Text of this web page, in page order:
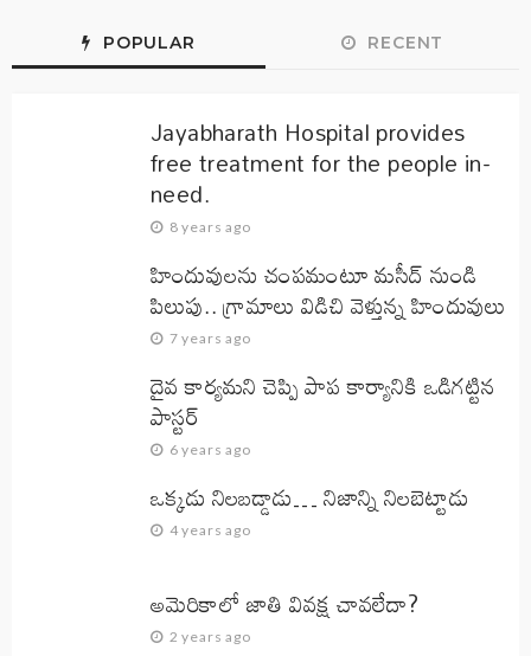
POPULAR RECENT
Jayabharath Hospital provides
free treatment for the people in-
need.
8 years ago
హిందువులను చంపమంటూ మసీద్ నుండి
పిలుపు.. గ్రామాలు విడిచి వెళ్తున్న హిందువులు
7 years ago
దైవ కార్యమని చెప్పి పాప కార్యానికి ఒడిగట్టిన
పాస్టర్
6 years ago
ఒక్కడు నిలబడ్డాడు… నిజాన్ని నిలబెట్టాడు
4 years ago
అమెరికాలో జాతి వివక్ష చావలేదా?
2 years ago